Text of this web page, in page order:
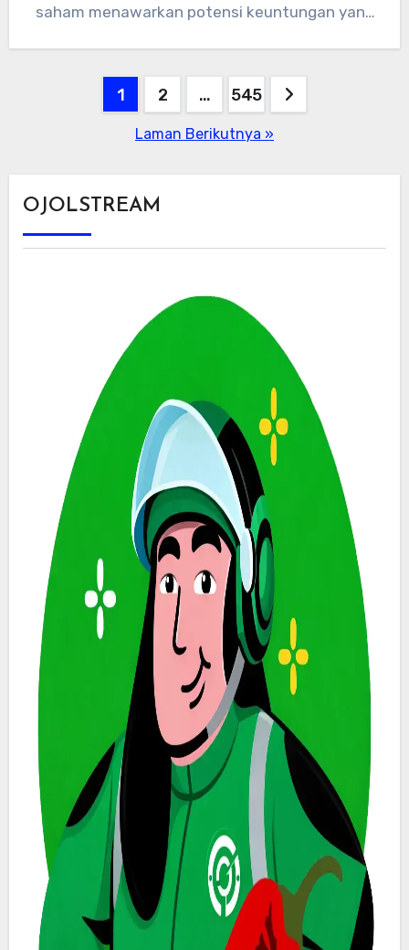
saham menawarkan potensi keuntungan yang
Paginasi
1 2 … 545
Laman Berikutnya »
OJOLSTREAM